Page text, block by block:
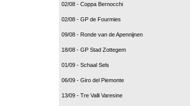
02/08 - Coppa Bernocchi
02/08 - GP de Fourmies
09/08 - Ronde van de Apennijnen
18/08 - GP Stad Zottegem
01/09 - Schaal Sels
06/09 - Giro del Piemonte
13/09 - Tre Valli Varesine